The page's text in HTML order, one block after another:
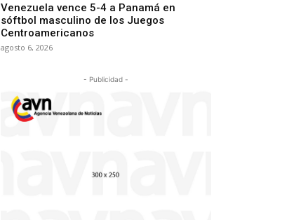
Venezuela vence 5-4 a Panamá en
sóftbol masculino de los Juegos
Centroamericanos
agosto 6, 2026
- Publicidad -